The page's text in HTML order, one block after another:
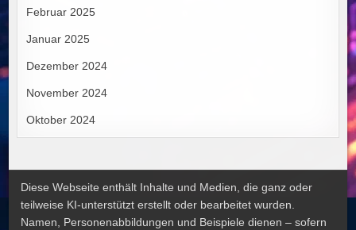
Februar 2025
Januar 2025
Dezember 2024
November 2024
Oktober 2024
Diese Webseite enthält Inhalte und Medien, die ganz oder
teilweise KI-unterstützt erstellt oder bearbeitet wurden.
Namen, Personenabbildungen und Beispiele dienen – sofern